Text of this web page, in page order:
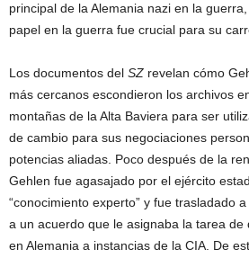
principal de la Alemania nazi en la
papel en la guerra fue crucial para su
Los documentos del SZ revelan cómo
más cercanos escondieron los archivos
montañas de la Alta Baviera para ser
de cambio para sus negociaciones
potencias aliadas. Poco después de la
Gehlen fue agasajado por el ejército
“conocimiento experto” y fue trasladado
a un acuerdo que le asignaba la tarea de
en Alemania a instancias de la CIA. De